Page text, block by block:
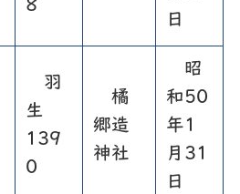
8
日
羽
生
139
0
橘
郷造
神社
昭
和50
年1
月31
日